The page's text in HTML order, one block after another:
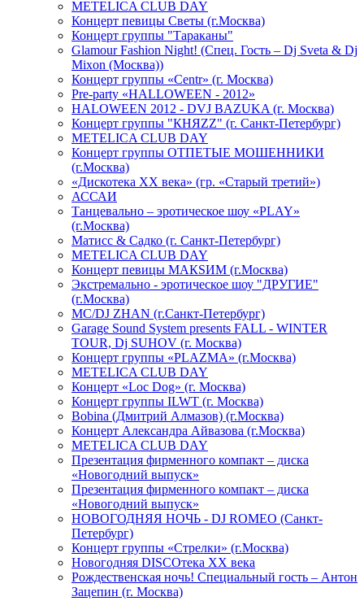
METELICA CLUB DAY
Концерт певицы Светы (г.Москва)
Концерт группы "Тараканы"
Glamour Fashion Night! (Спец. Гость – Dj Sveta & Dj
Mixon (Москва))
Концерт группы «Centr» (г. Москва)
Pre-party «HALLOWEEN - 2012»
HALOWEEN 2012 - DVJ BAZUKA (г. Москва)
Концерт группы "КНЯZZ" (г. Санкт-Петербург)
METELICA CLUB DAY
Концерт группы ОТПЕТЫЕ МОШЕННИКИ
(г.Москва)
«Дискотека ХХ века» (гр. «Старый третий»)
АССАИ
Танцевально – эротическое шоу «PLAY»
(г.Москва)
Матисс & Садко (г. Санкт-Петербург)
METELICA CLUB DAY
Концерт певицы МАКSИМ (г.Москва)
Экстремально - эротическое шоу "ДРУГИЕ"
(г.Москва)
МС/DJ ZHAN (г.Санкт-Петербург)
Garage Sound System presents FALL - WINTER
TOUR, Dj SUHOV (г. Москва)
Концерт группы «PLAZMA» (г.Москва)
METELICA CLUB DAY
Концерт «Loc Dog» (г. Москва)
Концерт группы ILWT (г. Москва)
Bobina (Дмитрий Алмазов) (г.Москва)
Концерт Александра Айвазова (г.Москва)
METELICA CLUB DAY
Презентация фирменного компакт – диска
«Новогодний выпуск»
Презентация фирменного компакт – диска
«Новогодний выпуск»
НОВОГОДНЯЯ НОЧЬ - DJ ROMEO (Санкт-
Петербург)
Концерт группы «Стрелки» (г.Москва)
Новогодняя DISCOтека ХХ века
Рождественская ночь! Специальный гость – Антон
Зацепин (г. Москва)